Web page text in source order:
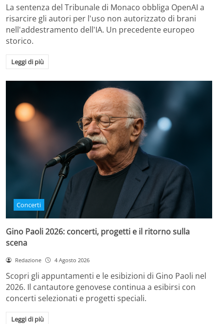
La sentenza del Tribunale di Monaco obbliga OpenAI a
risarcire gli autori per l'uso non autorizzato di brani
nell'addestramento dell'IA. Un precedente europeo
storico.
Leggi di più
Concerti
Gino Paoli 2026: concerti, progetti e il ritorno sulla
scena
Redazione 4 Agosto 2026
Scopri gli appuntamenti e le esibizioni di Gino Paoli nel
2026. Il cantautore genovese continua a esibirsi con
concerti selezionati e progetti speciali.
Leggi di più